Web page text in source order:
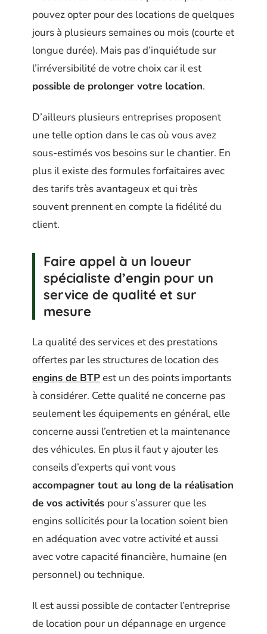
pouvez opter pour des locations de quelques
jours à plusieurs semaines ou mois (courte et
longue durée). Mais pas d’inquiétude sur
l’irréversibilité de votre choix car il est
possible de prolonger votre location.
D’ailleurs plusieurs entreprises proposent
une telle option dans le cas où vous avez
sous-estimés vos besoins sur le chantier. En
plus il existe des formules forfaitaires avec
des tarifs très avantageux et qui très
souvent prennent en compte la fidélité du
client.
Faire appel à un loueur
spécialiste d’engin pour un
service de qualité et sur
mesure
La qualité des services et des prestations
offertes par les structures de location des
engins de BTPest un des points importants
à considérer. Cette qualité ne concerne pas
seulement les équipements en général, elle
concerne aussi l’entretien et la maintenance
des véhicules. En plus il faut y ajouter les
conseils d’experts qui vont vous
accompagner tout au long de la réalisation
de vos activités pour s’assurer que les
engins sollicités pour la location soient bien
en adéquation avec votre activité et aussi
avec votre capacité financière, humaine (en
personnel) ou technique.
Il est aussi possible de contacter l’entreprise
de location pour un dépannage en urgence